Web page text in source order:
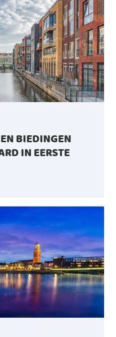
BIEDINGEN
IN EERSTE